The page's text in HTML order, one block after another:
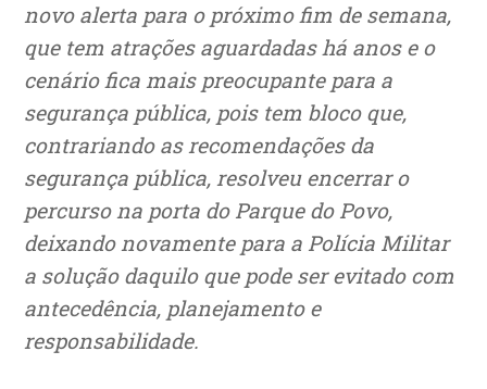
novo alerta para o próximo fim de semana,
que tem atrações aguardadas há anos e o
cenário fica mais preocupante para a
segurança pública, pois tem bloco que,
contrariando as recomendações da
segurança pública, resolveu encerrar o
percurso na porta do Parque do Povo,
deixando novamente para a Polícia Militar
a solução daquilo que pode ser evitado com
antecedência, planejamento e
responsabilidade.